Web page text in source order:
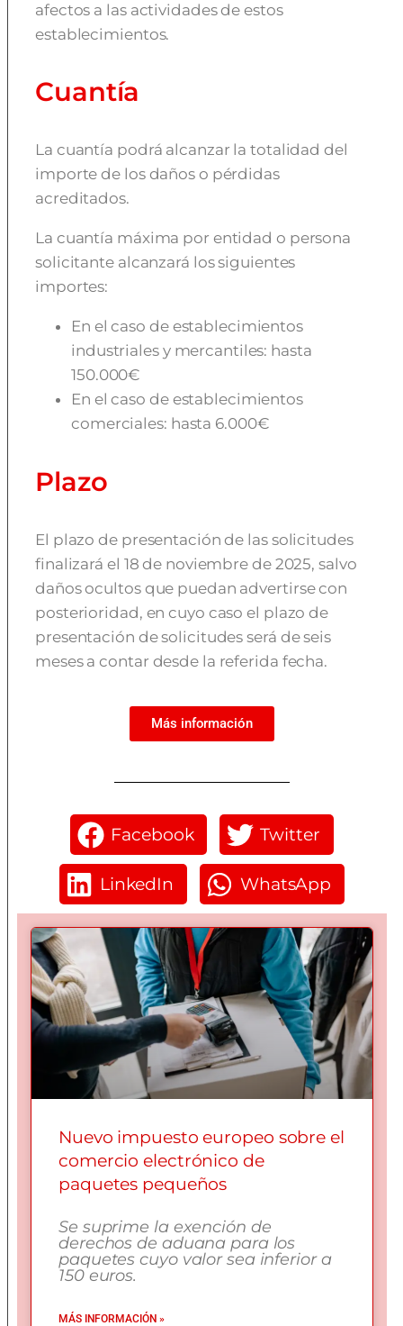
afectos a las actividades de estos
establecimientos.
Cuantía
La cuantía podrá alcanzar la totalidad del
importe de los daños o pérdidas
acreditados.
La cuantía máxima por entidad o persona
solicitante alcanzará los siguientes
importes:
En el caso de establecimientos
industriales y mercantiles: hasta
150.000€
En el caso de establecimientos
comerciales: hasta 6.000€
Plazo
El plazo de presentación de las solicitudes
finalizará el 18 de noviembre de 2025, salvo
daños ocultos que puedan advertirse con
posterioridad, en cuyo caso el plazo de
presentación de solicitudes será de seis
meses a contar desde la referida fecha.
Más información
Facebook Twitter
LinkedIn WhatsApp
Nuevo impuesto europeo sobre el
comercio electrónico de
paquetes pequeños
Se suprime la exención de
derechos de aduana para los
paquetes cuyo valor sea inferior a
150 euros.
MÁS INFORMACIÓN »